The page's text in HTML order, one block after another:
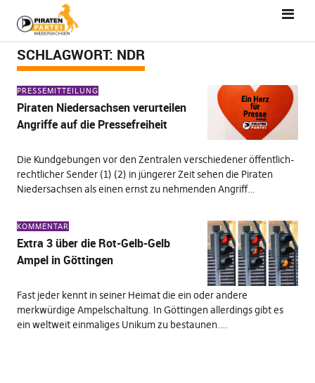
SCHLAGWORT: NDR
PRESSEMITTEILUNG
Piraten Niedersachsen verurteilen
Angriffe auf die Pressefreiheit
Die Kundgebungen vor den Zentralen verschiedener öffentlich-
rechtlicher Sender (1) (2) in jüngerer Zeit sehen die Piraten
Niedersachsen als einen ernst zu nehmenden Angriff…
KOMMENTAR
Extra 3 über die Rot-Gelb-Gelb
Ampel in Göttingen
Fast jeder kennt in seiner Heimat die ein oder andere
merkwürdige Ampelschaltung. In Göttingen allerdings gibt es
ein weltweit einmaliges Unikum zu bestaunen.…